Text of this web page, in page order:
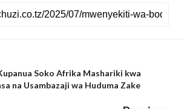
Soko Afrika Mashariki kwa
na Usambazaji wa Huduma Zake